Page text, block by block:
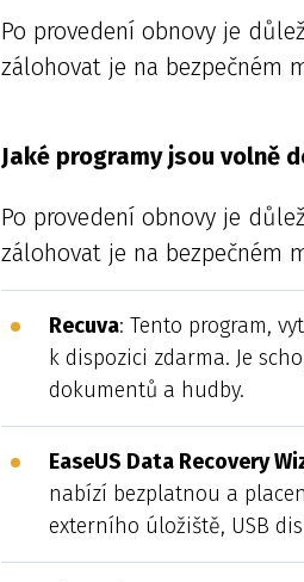
Po provedení obnovy je
zálohovat je na bezpečném
Jaké programy jsou volně
Po provedení obnovy je
zálohovat je na bezpečném
Recuva: Tento program,
k dispozici zdarma. Je
dokumentů a hudby.
EaseUS Data Recovery
nabízí bezplatnou a
externího úložiště, USB